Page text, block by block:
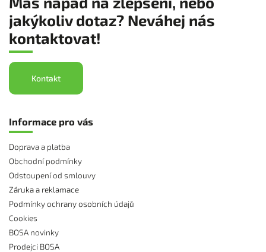
jakýkoliv dotaz? Neváhej nás
kontaktovat!
Kontakt
Informace pro vás
Doprava a platba
Obchodní podmínky
Odstoupení od smlouvy
Záruka a reklamace
Podmínky ochrany osobních údajů
Cookies
BOSA novinky
Prodejci BOSA